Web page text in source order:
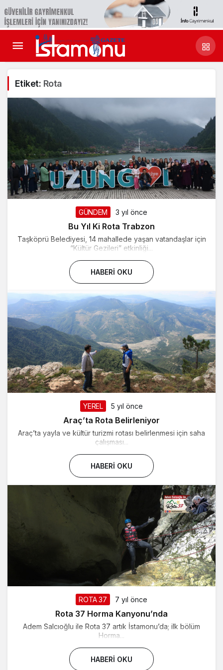
Etiket: Rota
GÜNDEM 3 yıl önce
Bu Yıl Ki Rota Trabzon
Taşköprü Belediyesi, 14 mahallede yaşan vatandaşlar için
“Kültür Gezileri” etkinliği...
HABERI OKU
YEREL 5 yıl önce
Araç’ta Rota Belirleniyor
Araç’ta yayla ve kültür turizmi rotası belirlenmesi için saha
çalışması...
HABERI OKU
ROTA 37 7 yıl önce
Rota 37 Horma Kanyonu’nda
Adem Salcıoğlu ile Rota 37 artık İstamonu’da; ilk bölüm
Horma...
HABERI OKU